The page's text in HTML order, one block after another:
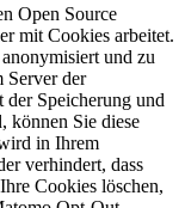
Open Source
mit Cookies arbeitet.
und zu
Server der
Speicherung und
können Sie diese
in Ihrem
verhindert, dass
Cookies löschen,